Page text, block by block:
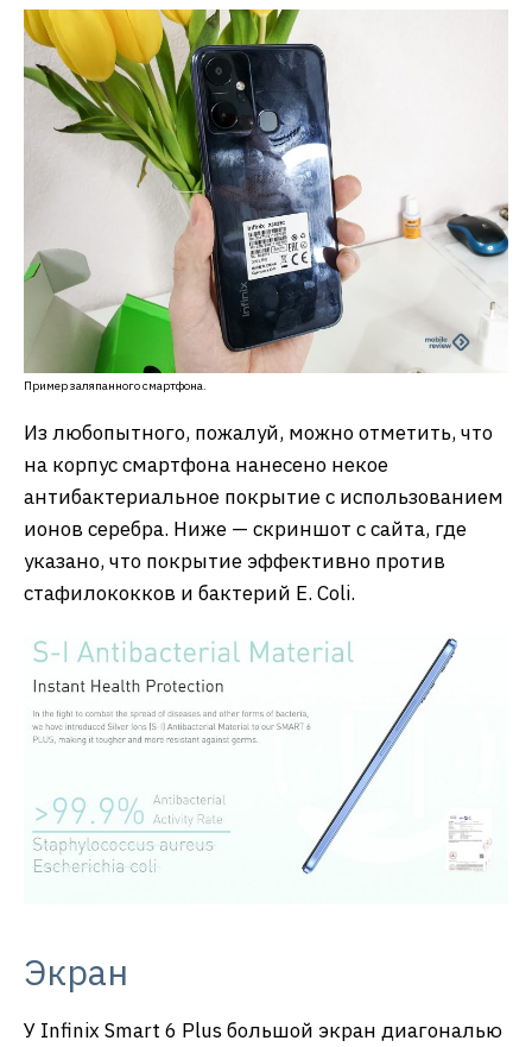
Пример заляпанного смартфона.
Из любопытного, пожалуй, можно отметить, что
на корпус смартфона нанесено некое
антибактериальное покрытие с использованием
ионов серебра. Ниже — скриншот с сайта, где
указано, что покрытие эффективно против
стафилококков и бактерий E. Coli.
Экран
У Infinix Smart 6 Plus большой экран диагональю